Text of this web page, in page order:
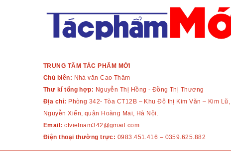
TRUNG TÂM TÁC PHẨM MỚI
Chủ biên: Nhà văn Cao Thâm
Thư kí tổng hợp: Nguyễn Thị Hồng - Đồng Thị Thương
Địa chỉ: Phòng 342- Tòa CT12B – Khu Đô thị Kim Văn – Kim
Nguyễn Xiển, quận Hoàng Mai, Hà Nội.
Email: ctvietnam342@gmail.com
Điện thoại thường trực: 0983.451.416 – 0359.625.882